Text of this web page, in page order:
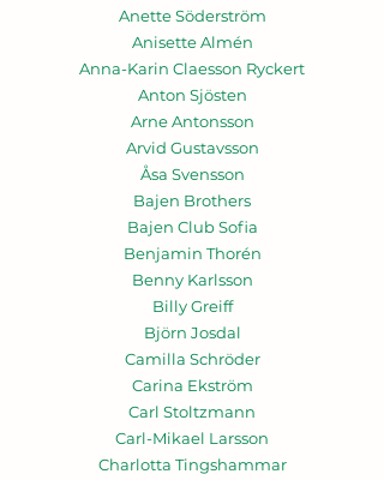
Anette Söderström
Anisette Almén
Anna-Karin Claesson Ryckert
Anton Sjösten
Arne Antonsson
Arvid Gustavsson
Åsa Svensson
Bajen Brothers
Bajen Club Sofia
Benjamin Thorén
Benny Karlsson
Billy Greiff
Björn Josdal
Camilla Schröder
Carina Ekström
Carl Stoltzmann
Carl-Mikael Larsson
Charlotta Tingshammar